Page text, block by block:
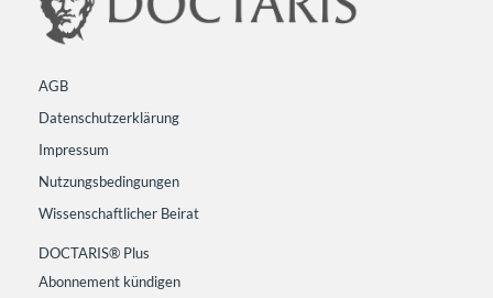
AGB
Datenschutzerklärung
Impressum
Nutzungsbedingungen
Wissenschaftlicher Beirat
DOCTARIS® Plus
Abonnement kündigen